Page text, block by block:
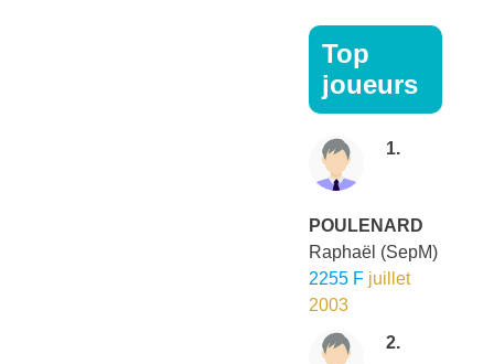
Top
joueurs
1.
POULENARD
Raphaël (SepM)
2255 F juillet
2003
2.